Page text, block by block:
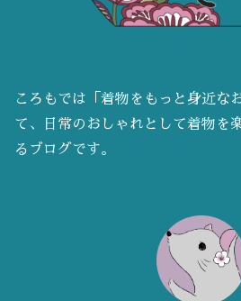
ころもでは「着物をもっと身近な
て、日常のおしゃれとして着物を
るブログです。